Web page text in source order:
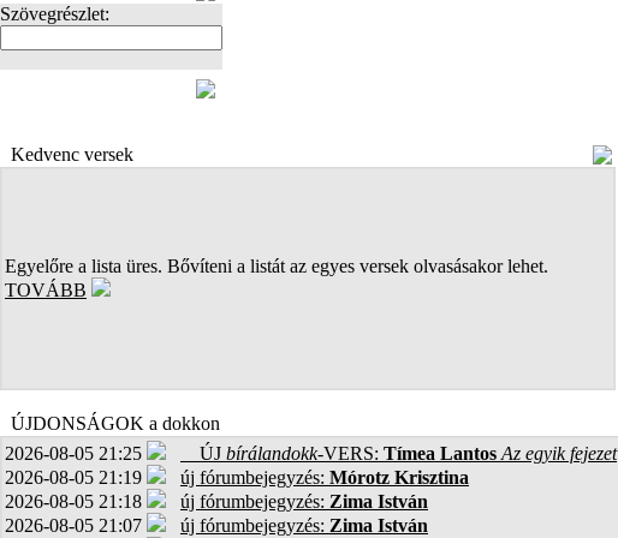
Szövegrészlet:
Kedvenc versek
Egyelőre a lista üres. Bővíteni a listát az egyes versek olvasásakor lehet.
TOVÁBB
ÚJDONSÁGOK a dokkon
2026-08-05 21:25
ÚJ bírálandokk-VERS: Tímea Lantos Az egyik fejezet
2026-08-05 21:19
új fórumbejegyzés: Mórotz Krisztina
2026-08-05 21:18
új fórumbejegyzés: Zima István
2026-08-05 21:07
új fórumbejegyzés: Zima István